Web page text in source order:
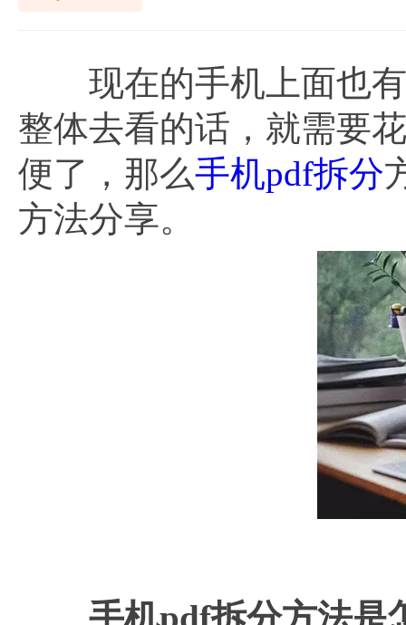
现在的手机上面也有
整体去看的话，就需要
便了，那么手机pdf拆分
方法分享。